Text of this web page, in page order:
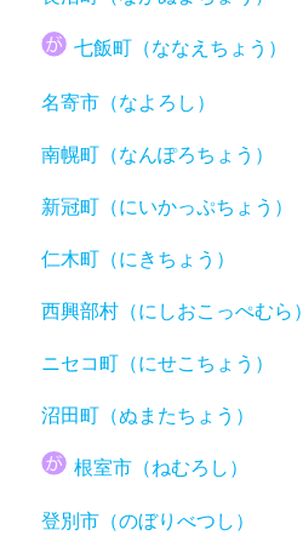
七飯町（ななえちょう）
名寄市（なよろし）
南幌町（なんぽろちょう）
新冠町（にいかっぷちょう）
仁木町（にきちょう）
西興部村（にしおこっぺむら）
ニセコ町（にせこちょう）
沼田町（ぬまたちょう）
根室市（ねむろし）
登別市（のぼりべつし）